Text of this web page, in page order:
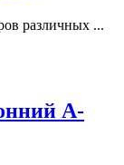
различных ...
A-